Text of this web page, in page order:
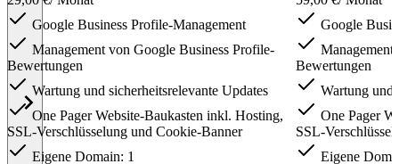
Google Business Profile-Management
Management von Google Business Profile-
Bewertungen
Wartung und sicherheitsrelevante Updates
One Pager Website-Baukasten inkl. Hosting,
SSL-Verschlüsselung und Cookie-Banner
Eigene Domain: 1
Google
Management
Bewertungen
Wartung und
One Pager
SSL-
Eigene